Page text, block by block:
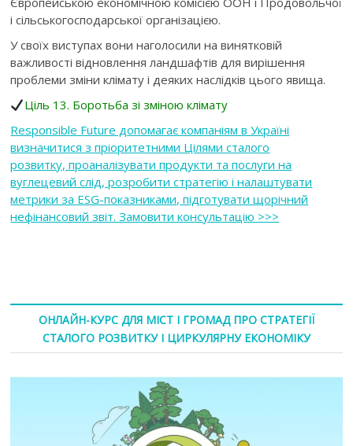
і сільськогосподарської організацією.
У своїх виступах вони наголосили на винятковій
важливості відновлення ландшафтів для вирішення
проблеми зміни клімату і деяких наслідків цього явища.
Ціль 13. Боротьба зі зміною клімату
Responsible Future допомагає компаніям в Україні
визначитися з пріоритетними Цілями сталого
розвитку, проаналізувати продукти та послуги на
вуглецевий слід, розробити стратегію і налаштувати
метрики за ESG-показниками, підготувати щорічний
нефінансовий звіт. Замовити консультацію >>>
ОНЛАЙН-КУРС ДЛЯ МІСТ І ГРОМАД ПРО СТРАТЕГІЇ
СТАЛОГО РОЗВИТКУ І ЦИРКУЛЯРНУ ЕКОНОМІКУ